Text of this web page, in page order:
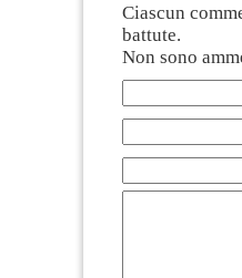
Ciascun
battute.
Non sono